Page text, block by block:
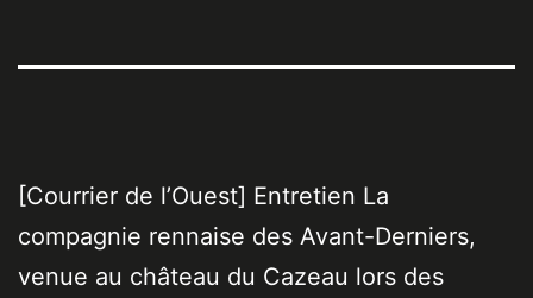
[Courrier de l’Ouest] Entretien La
compagnie rennaise des Avant-Derniers,
venue au château du Cazeau lors des